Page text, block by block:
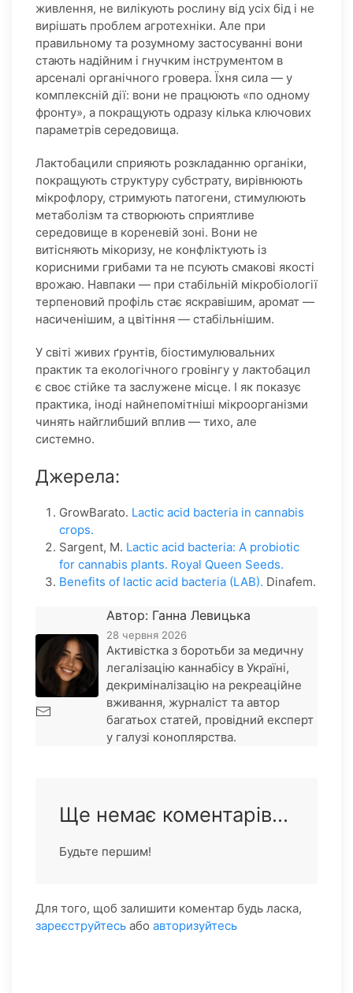
живлення, не вилікують рослину від усіх бід і не
вирішать проблем агротехніки. Але при
правильному та розумному застосуванні вони
стають надійним і гнучким інструментом в
арсеналі органічного гровера. Їхня сила — у
комплексній дії: вони не працюють «по одному
фронту», а покращують одразу кілька ключових
параметрів середовища.
Лактобацили сприяють розкладанню органіки,
покращують структуру субстрату, вирівнюють
мікрофлору, стримують патогени, стимулюють
метаболізм та створюють сприятливе
середовище в кореневій зоні. Вони не
витісняють мікоризу, не конфліктують із
корисними грибами та не псують смакові якості
врожаю. Навпаки — при стабільній мікробіології
терпеновий профіль стає яскравішим, аромат —
насиченішим, а цвітіння — стабільнішим.
У світі живих ґрунтів, біостимулювальних
практик та екологічного гровінгу у лактобацил
є своє стійке та заслужене місце. І як показує
практика, іноді найнепомітніші мікроорганізми
чинять найглибший вплив — тихо, але
системно.
Джерела:
GrowBarato. Lactic acid bacteria in cannabis
crops.
Sargent, M. Lactic acid bacteria: A probiotic
for cannabis plants. Royal Queen Seeds.
Benefits of lactic acid bacteria (LAB). Dinafem.
Автор: Ганна Левицька
28 червня 2026
Активістка з боротьби за медичну
легалізацію каннабісу в Україні,
декриміналізацію на рекреаційне
вживання, журналіст та автор
багатьох статей, провідний експерт
у галузі коноплярства.
Ще немає коментарів...
Будьте першим!
Для того, щоб залишити коментар будь ласка,
зареєструйтесь або авторизуйтесь